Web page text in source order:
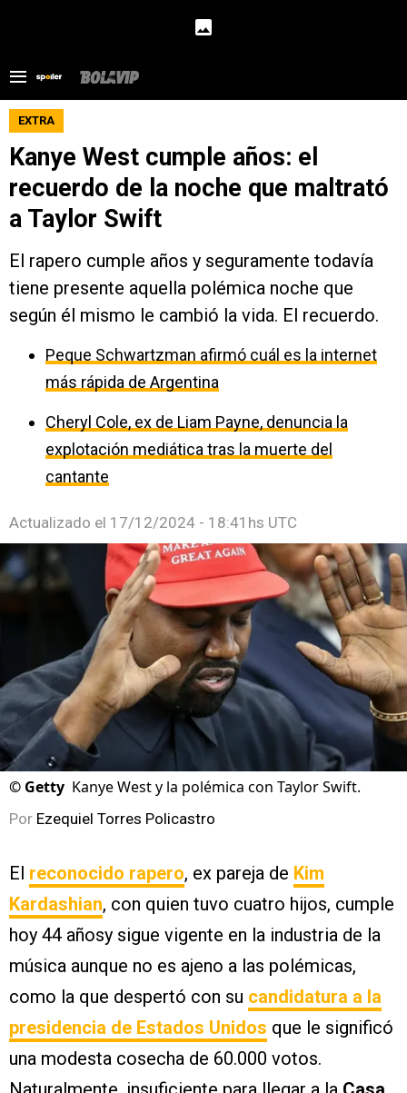
EXTRA
Kanye West cumple años: el
recuerdo de la noche que maltrató
a Taylor Swift
El rapero cumple años y seguramente todavía
tiene presente aquella polémica noche que
según él mismo le cambió la vida. El recuerdo.
Peque Schwartzman afirmó cuál es la internet
más rápida de Argentina
Cheryl Cole, ex de Liam Payne, denuncia la
explotación mediática tras la muerte del
cantante
Actualizado el 17/12/2024 - 18:41hs UTC
© Getty Kanye West y la polémica con Taylor Swift.
Por Ezequiel Torres Policastro
El reconocido rapero, ex pareja de Kim
Kardashian, con quien tuvo cuatro hijos, cumple
hoy 44 añosy sigue vigente en la industria de la
música aunque no es ajeno a las polémicas,
como la que despertó con su candidatura a la
presidencia de Estados Unidos que le significó
una modesta cosecha de 60.000 votos.